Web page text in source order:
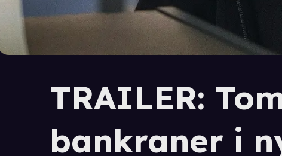
TRAILER:
bankraner i